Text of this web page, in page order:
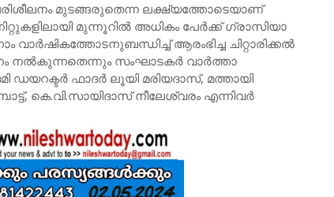
മുടങ്ങരുതെന്ന ലക്ഷ്യത്തോടെയാണ്
മുന്നൂറിൽ അധികം പേർക്ക് ഗ്രാസിയാ
വാർഷികത്തോടനുബന്ധിച്ച് ആരംഭിച്ച ചിറ്റാരിക്കൽ
നൽകുന്നതെന്നും സംഘാടകർ വാർത്താ
ഡയറക്ടർ ഫാദർ ലൂയി മരിയദാസ്, മത്തായി
കെ.വി.സായിദാസ് നീലേശ്വരം എന്നിവർ